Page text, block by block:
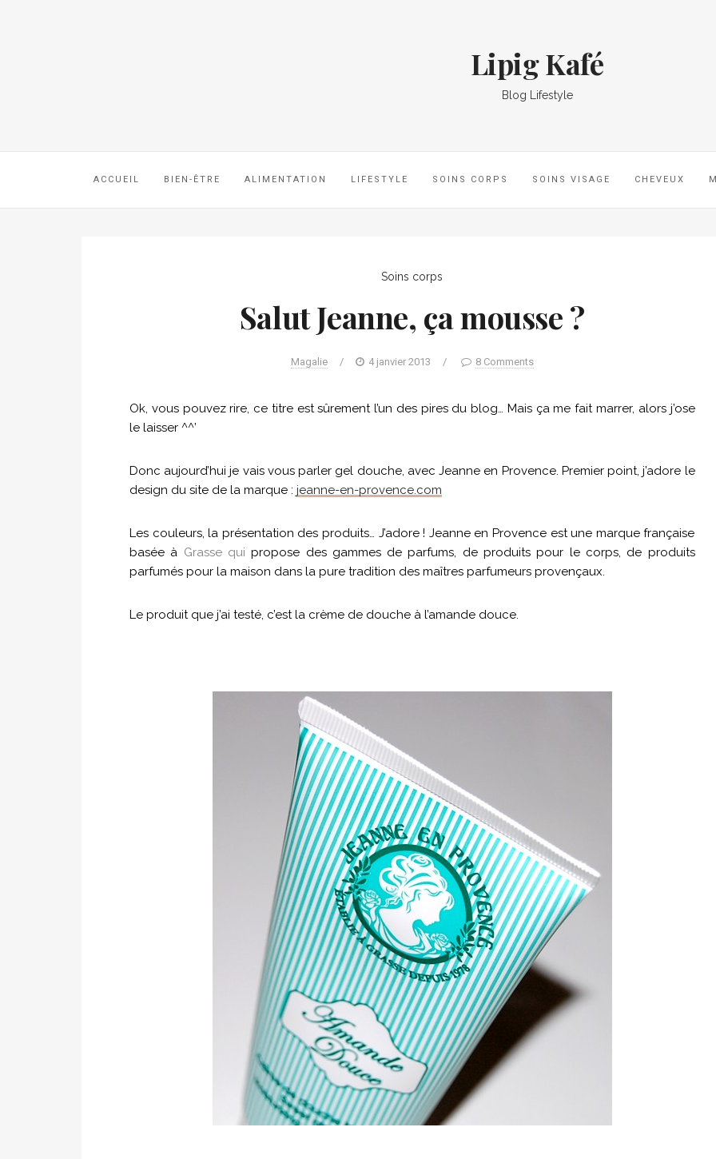
Lipig Kafé
Blog Lifestyle
ACCUEIL BIEN-ÊTRE ALIMENTATION LIFESTYLE SOINS CORPS SOINS VISAGE CHEVEUX
Soins corps
Salut Jeanne, ça mousse ?
Magalie / 4 janvier 2013 / 8 Comments
Ok, vous pouvez rire, ce titre est sûrement l’un des pires du blog… Mais ça me fait marrer, alors j’ose
le laisser ^^’
Donc aujourd’hui je vais vous parler gel douche, avec Jeanne en Provence. Premier point, j’adore le
design du site de la marque : jeanne-en-provence.com
Les couleurs, la présentation des produits… J’adore ! Jeanne en Provence est une marque française
basée à Grasse qui propose des gammes de parfums, de produits pour le corps, de produits
parfumés pour la maison dans la pure tradition des maîtres parfumeurs provençaux.
Le produit que j’ai testé, c’est la crème de douche à l’amande douce.